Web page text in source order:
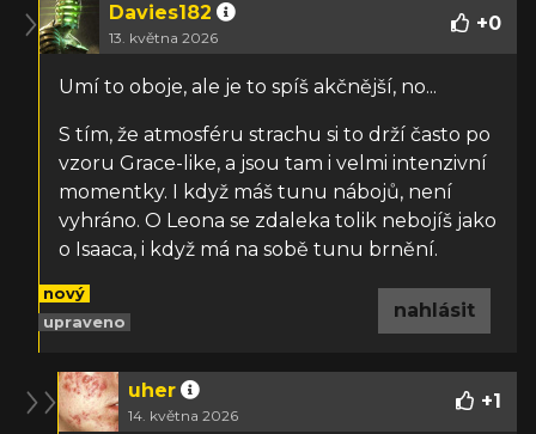
Davies182
13. května 2026
+0
Umí to oboje, ale je to spíš akčnější, no...
S tím, že atmosféru strachu si to drží často po
vzoru Grace-like, a jsou tam i velmi intenzivní
momentky. I když máš tunu nábojů, není
vyhráno. O Leona se zdaleka tolik nebojíš jako
o Isaaca, i když má na sobě tunu brnění.
nový
upraveno
nahlásit
uher
14. května 2026
+1